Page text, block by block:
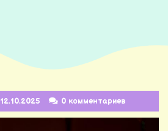
12.10.2025 0 комментариев